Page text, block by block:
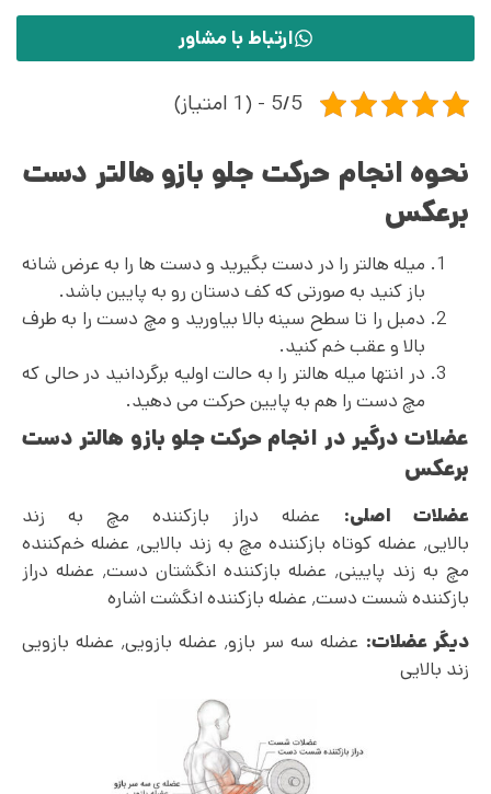
ارتباط با مشاور
5/5 - (1 امتیاز)
نحوه انجام حرکت جلو بازو هالتر دست
برعکس
میله هالتر را در دست بگیرید و دست ها را به عرض شانه
باز کنید به صورتی که کف دستان رو به پایین باشد.
دمبل را تا سطح سینه بالا بیاورید و مچ دست را به طرف
بالا و عقب خم کنید.
در انتها میله هالتر را به حالت اولیه برگردانید در حالی که
مچ دست را هم به پایین حرکت می دهید.
عضلات درگیر در انجام حرکت جلو بازو هالتر دست
برعکس
عضلات اصلی: عضله دراز بازکننده مچ به زند
بالایی٬ عضله کوتاه بازکننده مچ به زند بالایی٬ عضله خم‌کننده
مچ به زند پایینی٬ عضله بازکننده انگشتان دست٬ عضله دراز
بازکننده شست دست٬ عضله بازکننده انگشت اشاره
دیگر عضلات:
عضله سه سر بازو٬ عضله بازویی٬ عضله بازویی
زند بالایی